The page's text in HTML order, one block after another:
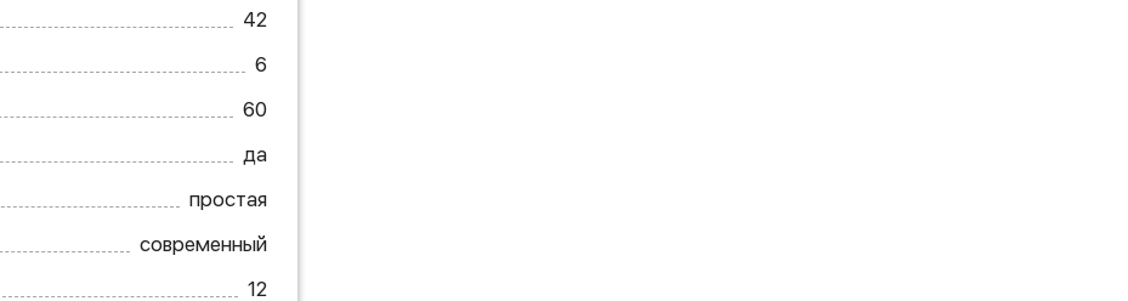
42
6
60
да
простая
современный
12